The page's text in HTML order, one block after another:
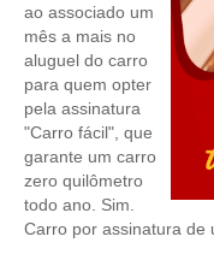
CONSELHOS
PERSONALIDADES DA
NÚCLEO DA MULHER
TRANSPARÊNCIA
JURÍDICO
ao associado um
mês a mais no
aluguel do carro
para quem opter
pela assinatura
"Carro fácil", que
garante um carro
zero quilômetro
todo ano. Sim.
Carro por assinatura de